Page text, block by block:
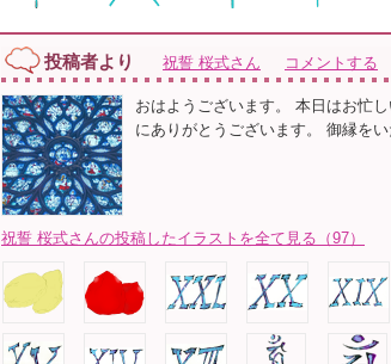
投稿者より 祝誓 桜式さん コメントする
おはようございます。 本日はお忙
にありがとうございます。 御縁を
祝誓 桜式さんの投稿したイラストを全て見る（97）